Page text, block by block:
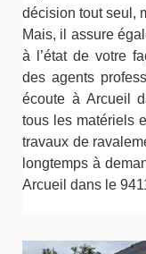
décision tout seul,
Mais, il assure
à l’état de votre
des agents
écoute à Arcueil
tous les matériels
travaux de
longtemps à
Arcueil dans le